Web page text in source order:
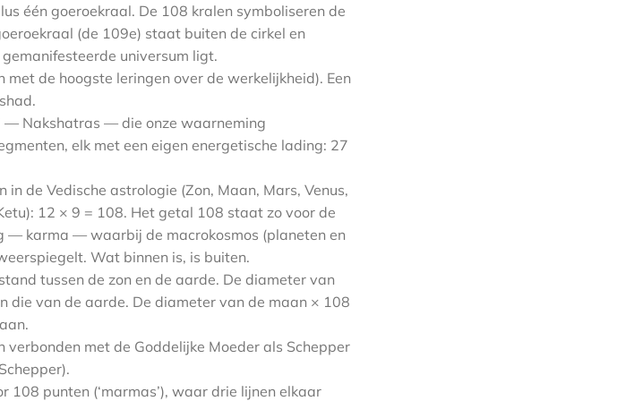
één goeroekraal. De 108 kralen symboliseren de
(de 109e) staat buiten de cirkel en
universum ligt.
de hoogste leringen over de werkelijkheid). Een
— Nakshatras — die onze waarneming
elk met een eigen energetische lading: 27
de Vedische astrologie (Zon, Maan, Mars, Venus,
12 × 9 = 108. Het getal 108 staat zo voor de
— karma — waarbij de macrokosmos (planeten en
Wat binnen is, is buiten.
tussen de zon en de aarde. De diameter van
die van de aarde. De diameter van de maan × 108
verbonden met de Goddelijke Moeder als Schepper
108 punten (‘marmas’), waar drie lijnen elkaar